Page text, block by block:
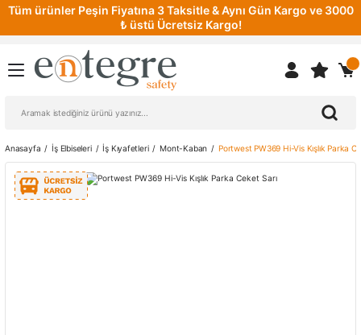
Tüm ürünler Peşin Fiyatına 3 Taksitle & Aynı Gün Kargo ve 3000
₺ üstü Ücretsiz Kargo!
Anasayfa İş Elbiseleri İş Kıyafetleri Mont-Kaban Portwest PW369 Hi-Vis Kışlık Parka